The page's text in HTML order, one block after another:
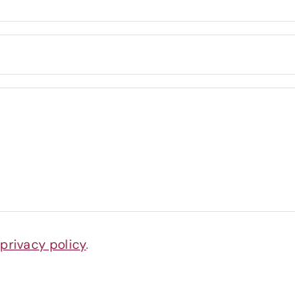
privacy policy.